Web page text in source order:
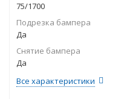
75/1700
Подрезка бампера
Да
Снятие бампера
Да
Все характеристики